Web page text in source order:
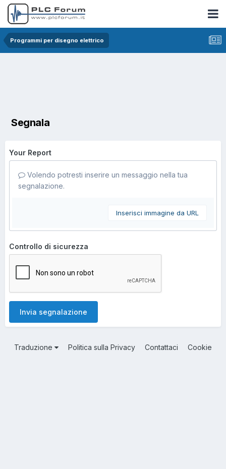
Programmi per disegno elettrico
Segnala
Your Report
Volendo potresti inserire un messaggio nella tua
segnalazione.
Inserisci immagine da URL
Controllo di sicurezza
Invia segnalazione
Traduzione Politica sulla Privacy Contattaci Cookie